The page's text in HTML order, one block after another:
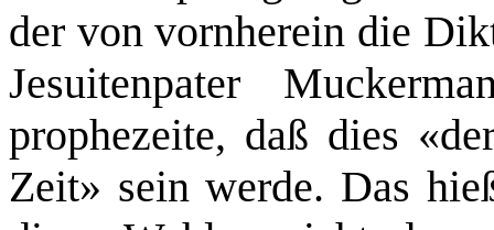
der von vornherein die
Jesuitenpater
prophezeite, daß dies
Zeit» sein werde. Das